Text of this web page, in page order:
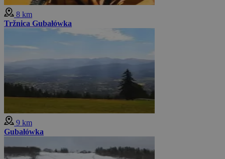
8 km
Tržnica Gubałówka
9 km
Gubałówka